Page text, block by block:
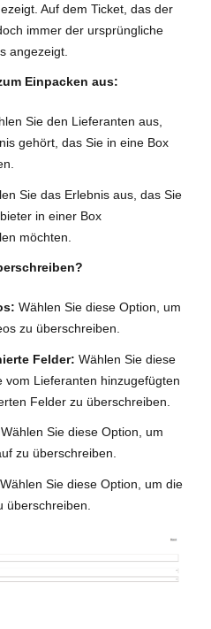
Auf dem Ticket, das der
immer der ursprüngliche
angezeigt.
Einpacken aus:
Sie den Lieferanten aus,
gehört, das Sie in eine Box
Sie das Erlebnis aus, das Sie
in einer Box
möchten.
Wählen Sie diese Option, um
zu überschreiben.
Felder: Wählen Sie diese
vom Lieferanten hinzugefügten
Felder zu überschreiben.
Wählen Sie diese Option, um
zu überschreiben.
Wählen Sie diese Option, um die
überschreiben.